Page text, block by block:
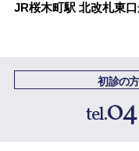
JR桜木町駅 北改札東
初診の